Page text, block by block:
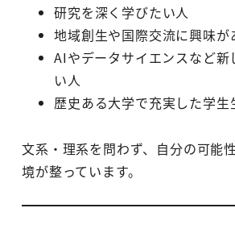
研究を深く学びたい人
地域創生や国際交流に興味が
AIやデータサイエンスなど新
い人
歴史ある大学で充実した学生
文系・理系を問わず、自分の可能
境が整っています。